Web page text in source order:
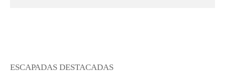
ESCAPADAS DESTACADAS